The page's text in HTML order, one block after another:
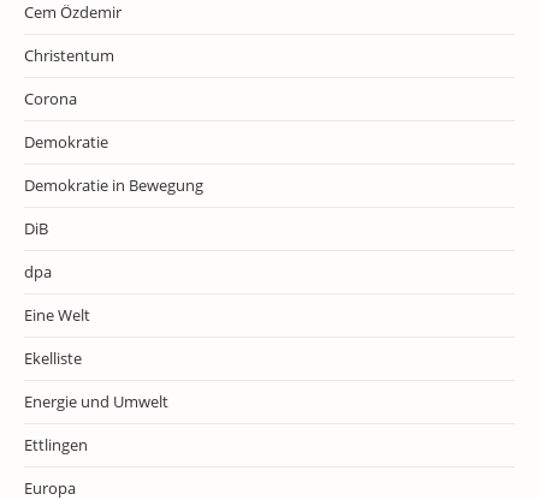
Cem Özdemir
Christentum
Corona
Demokratie
Demokratie in Bewegung
DiB
dpa
Eine Welt
Ekelliste
Energie und Umwelt
Ettlingen
Europa